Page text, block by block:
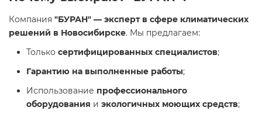
Компания "БУРАН" — эксперт в сфере климатических
решений в Новосибирске. Мы предлагаем:
Только сертифицированных специалистов;
Гарантию на выполненные работы;
Использование профессионального
оборудования и экологичных моющих средств;